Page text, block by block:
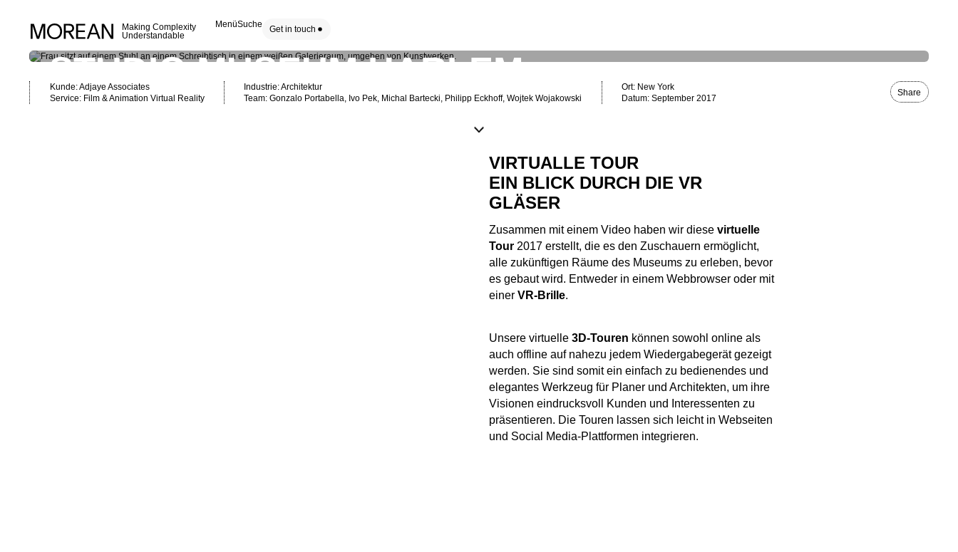
Making Complexity
Understandable
MenüSuche
Get in touch
STUDIO MUSEUM HARLEM
Kunde: Adjaye Associates
Service: Film & Animation Virtual Reality
Industrie:Architektur
Team: Gonzalo Portabella, Ivo Pek, Michal Bartecki, Philipp Eckhoff, Wojtek Wojakowski
Ort: New York
Datum: September 2017
Share
VIRTUALLE TOUR
EIN BLICK DURCH DIE VR
GLÄSER
Zusammen mit einem Video haben wir diese virtuelle
Tour2017 erstellt, die es den Zuschauern ermöglicht,
alle zukünftigen Räume des Museums zu erleben, bevor
es gebaut wird. Entweder in einem Webbrowser oder mit
einer VR-Brille.
Unsere virtuelle 3D-Touren können sowohl online als
auch offline auf nahezu jedem Wiedergabegerät gezeigt
werden. Sie sind somit ein einfach zu bedienendes und
elegantes Werkzeug für Planer und Architekten, um ihre
Visionen eindrucksvoll Kunden und Interessenten zu
präsentieren. Die Touren lassen sich leicht in Webseiten
und Social Media-Plattformen integrieren.